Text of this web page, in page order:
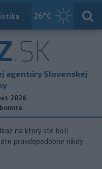
26°C
Slovensko
.SK
agentúry Slovenskej
2026
na ktorý ste boli
pravdepodobne nikdy